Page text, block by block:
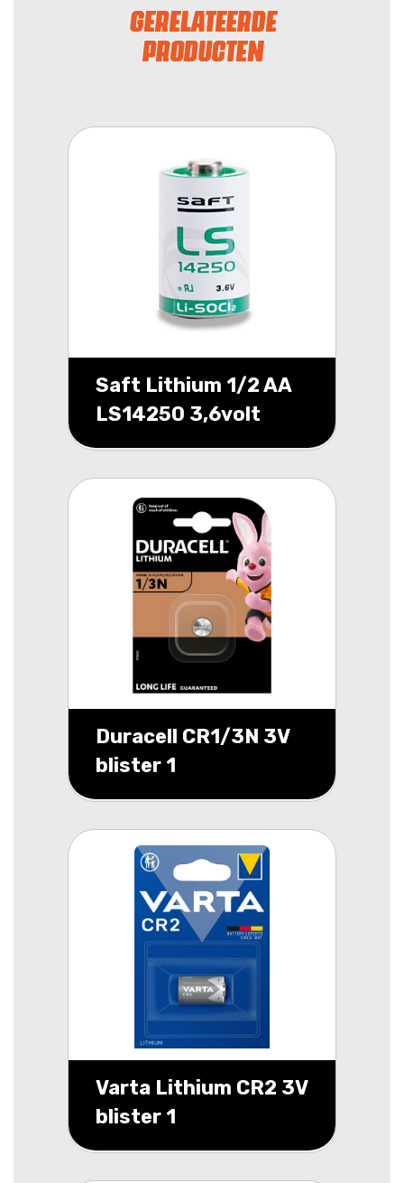
GERELATEERDE
PRODUCTEN
Saft Lithium 1/2 AA
LS14250 3,6volt
Duracell CR1/3N 3V
blister 1
Varta Lithium CR2 3V
blister 1